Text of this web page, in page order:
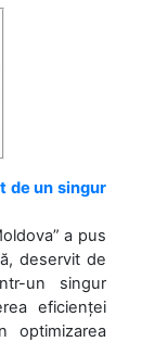
de un singur
a pus
deservit de
un singur
eficienței
optimizarea